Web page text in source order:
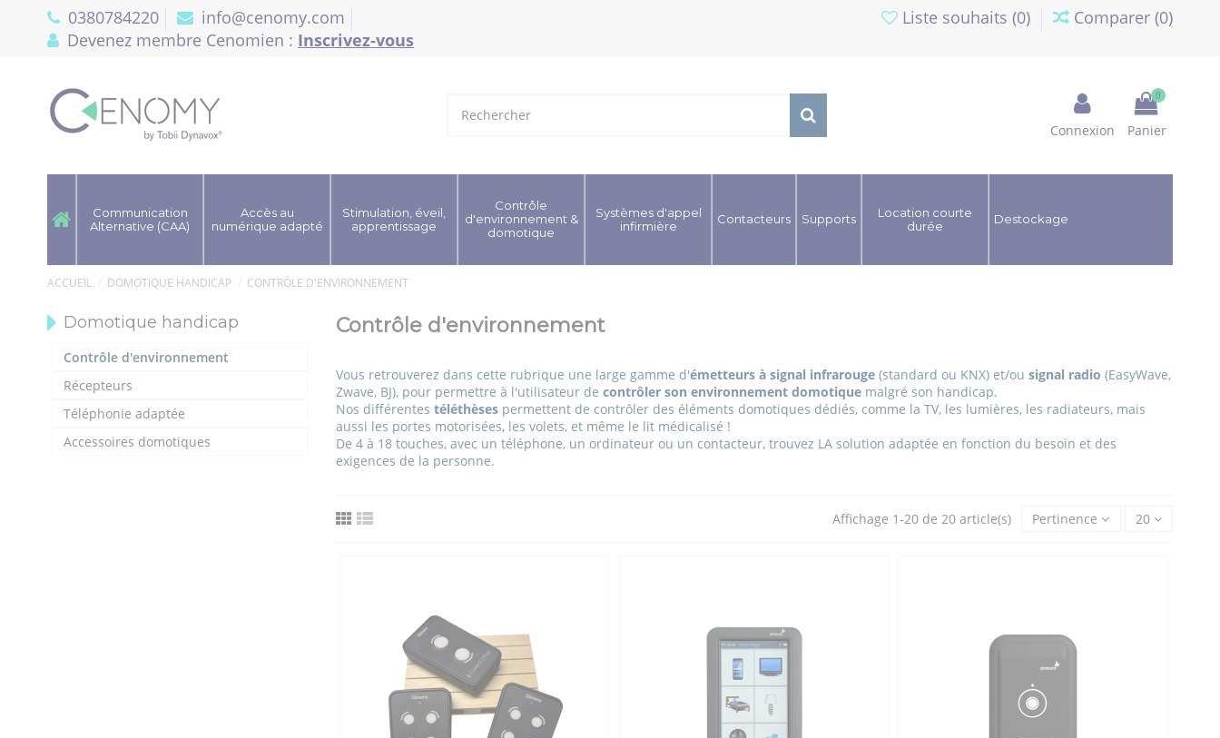
0380784220
info@cenomy.com
Devenez membre Cenomien : Inscrivez-vous
Liste souhaits (0) Comparer (0)
Connexion
0
Panier
Communication
Alternative (CAA)
Accès au
numérique adapté
Stimulation, éveil,
apprentissage
Contrôle
d'environnement &
domotique
Systèmes d'appel
infirmière
Contacteurs Supports
Location courte
durée
Destockage
ACCUEIL DOMOTIQUE HANDICAP CONTRÔLE D'ENVIRONNEMENT
Contrôle d'environnement
Vous retrouverez dans cette rubrique une large gamme d'émetteurs à signal infrarouge(standard ou KNX) et/ou signal radio (EasyWave,
Zwave, BJ), pour permettre à l'utilisateur de contrôler son environnement domotiquemalgré son handicap.
Nos différentes téléthèsespermettent de contrôler des éléments domotiques dédiés, comme la TV, les lumières, les radiateurs, mais
aussi les portes motorisées, les volets, et même le lit médicalisé !
De 4 à 18 touches, avec un téléphone, un ordinateur ou un contacteur, trouvez LA solution adaptée en fonction du besoin et des
exigences de la personne.
Affichage 1-20 de 20 article(s) Pertinence 20
Domotique handicap
Contrôle d'environnement
Récepteurs
Téléphonie adaptée
Accessoires domotiques
Panneau de gestion des cookies